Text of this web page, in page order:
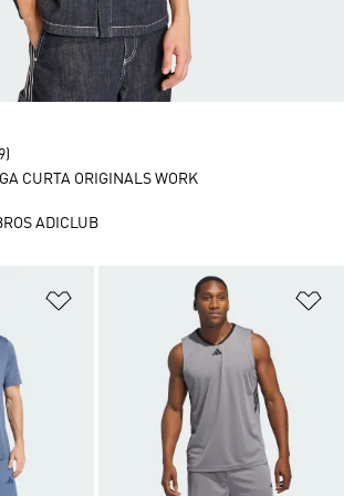
Adicionar à Lista de Desejos
CURTA ORIGINALS WORK
ADICLUB